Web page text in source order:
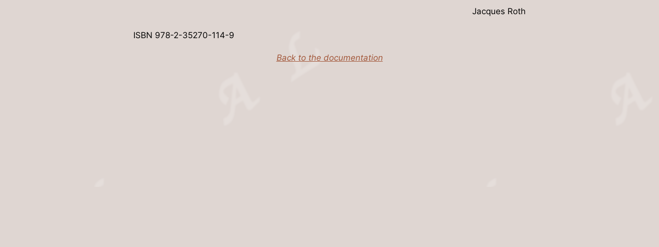
Jacques Roth
ISBN 978-2-35270-114-9
Back to the documentation